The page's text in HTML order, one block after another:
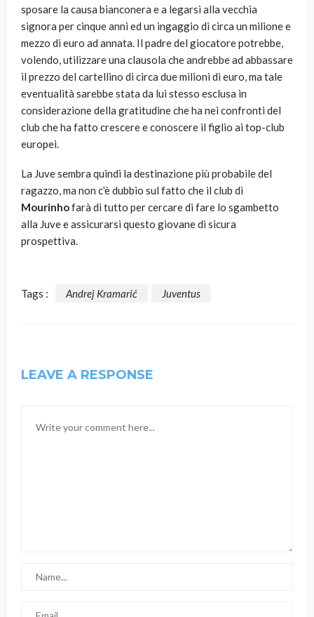
sposare la causa bianconera e a legarsi alla vecchia
signora per cinque anni ed un ingaggio di circa un milione e
mezzo di euro ad annata. Il padre del giocatore potrebbe,
volendo, utilizzare una clausola che andrebbe ad abbassare
il prezzo del cartellino di circa due milioni di euro, ma tale
eventualità sarebbe stata da lui stesso esclusa in
considerazione della gratitudine che ha nei confronti del
club che ha fatto crescere e conoscere il figlio ai top-club
europei.
La Juve sembra quindi la destinazione più probabile del
ragazzo, ma non c’è dubbio sul fatto che il club di
Mourinhofarà di tutto per cercare di fare lo sgambetto
alla Juve e assicurarsi questo giovane di sicura
prospettiva.
Tags : Andrej Kramarić Juventus
LEAVE A RESPONSE